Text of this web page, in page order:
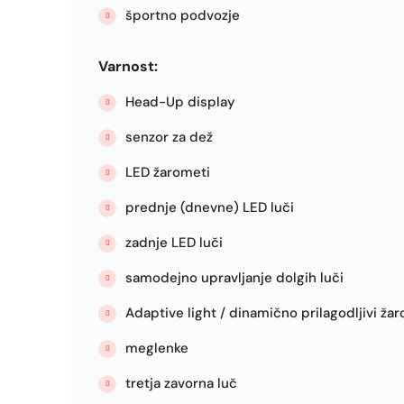
športno podvozje
Varnost:
Head-Up display
senzor za dež
LED žarometi
prednje (dnevne) LED luči
zadnje LED luči
samodejno upravljanje dolgih luči
Adaptive light / dinamično prilagodljivi
meglenke
tretja zavorna luč